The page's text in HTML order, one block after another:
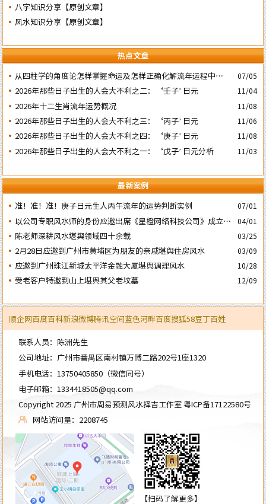
八字知识分享【原创文章】
风水知识分享【原创文章】
热点文章
​从四柱学的角度论怎样掌握命运及怎样正确化解流年运程中的灾
祸
07/05
2026年那些日子出生的人会大不利之二：‘壬子’ 日元 11/04
2026年十二生肖流年运势概况 11/08
2026年那些日子出生的人会大不利之三：‘丙子’ 日元 11/06
2026年那些日子出生的人会大不利之四：‘庚子’ 日元 11/08
2026年那些日子出生的人会大不利之一：‘戊子’ 日元分析 11/03
最新案例
准！准！准！庚子日元生人丙午流年的运势判断实例
07/01
以公司专职风水师的身份应邀出席《星橙网络科技公司》成立5
周年庆典
04/01
陈老师深耕风水堪舆领域四十余载 03/25
2月28日应邀到广州市黄埔区为朋友的亲戚堪舆住房风水 03/09
应邀到广州珠江新城太平洋金融大厦堪舆调理风水 10/28
受老客户特邀到山上堪舆其父老坟墓 12/09
顺企网百度百科新浪微博腾讯空间蓝色河畔百度搜狐58豆丁百姓
联系人员：陈洲先生
公司地址：广州市番禺区南村镇万博二路202号1座1320
手机电话： 13750405850（微信同号）
电子邮箱： 1334418505@qq.com
Copyright 2025 广州市周易预测风水择吉工作室粤ICP备17122580号
网站访问量：2208745
【扫码了解更多】